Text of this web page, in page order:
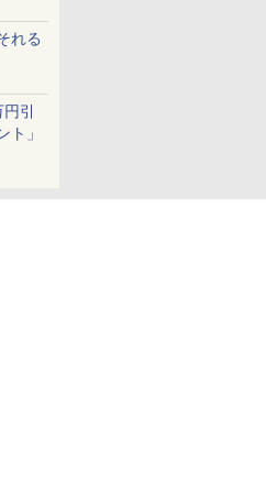
れる
引
ト」